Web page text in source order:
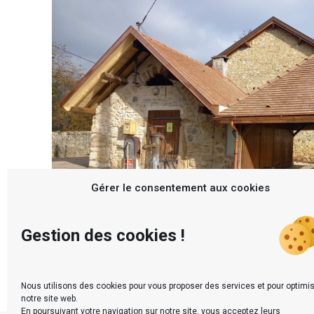
Gérer le consentement aux cookies
Gestion des cookies !
Nous utilisons des cookies pour vous proposer des services et pour
notre site web.
En poursuivant votre navigation sur notre site, vous acceptez leurs